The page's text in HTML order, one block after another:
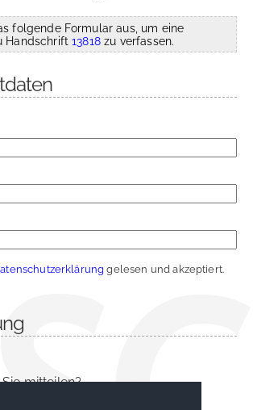
folgende Formular aus, um eine
Handschrift13818zu verfassen.
gelesen und akzeptiert.
mitteilen?